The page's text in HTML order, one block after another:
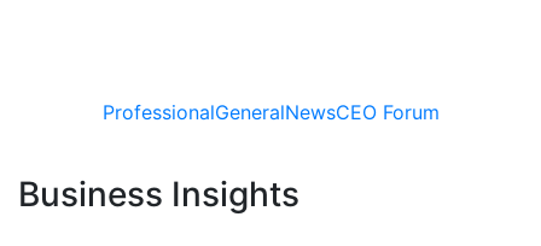
ProfessionalGeneralNewsCEO Forum
Business Insights